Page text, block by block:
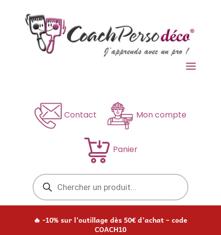
a
Contact Mon compte
Panier
Recherche
de
produits
🔥 -10% sur l’outillage dès 50€ d’achat – code
COACH10